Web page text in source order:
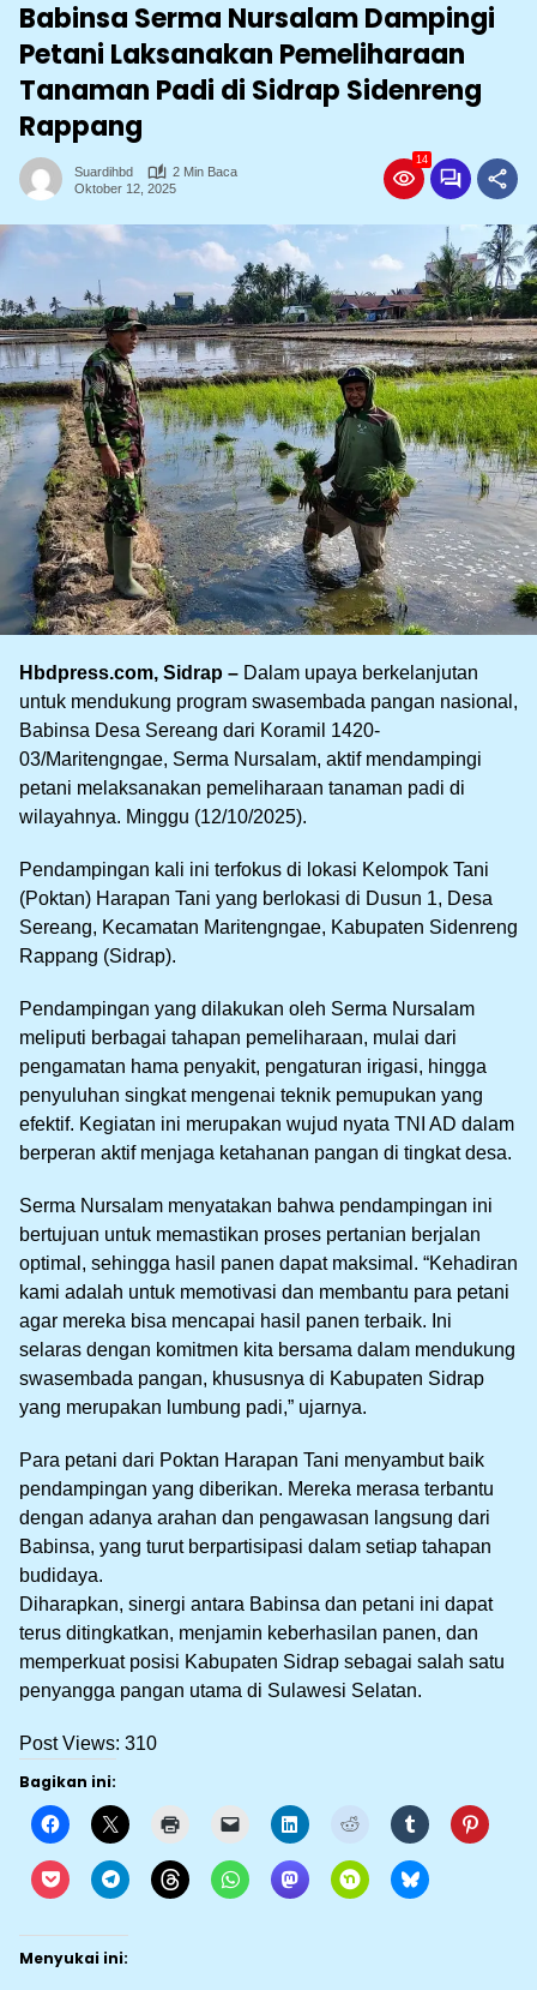
Babinsa Serma Nursalam Dampingi
Petani Laksanakan Pemeliharaan
Tanaman Padi di Sidrap Sidenreng
Rappang
Suardihbd
2 Min Baca
Oktober 12, 2025
14
Hbdpress.com, Sidrap – Dalam upaya berkelanjutan
untuk mendukung program swasembada pangan nasional,
Babinsa Desa Sereang dari Koramil 1420-
03/Maritengngae, Serma Nursalam, aktif mendampingi
petani melaksanakan pemeliharaan tanaman padi di
wilayahnya. Minggu (12/10/2025).
Pendampingan kali ini terfokus di lokasi Kelompok Tani
(Poktan) Harapan Tani yang berlokasi di Dusun 1, Desa
Sereang, Kecamatan Maritengngae, Kabupaten Sidenreng
Rappang (Sidrap).
Pendampingan yang dilakukan oleh Serma Nursalam
meliputi berbagai tahapan pemeliharaan, mulai dari
pengamatan hama penyakit, pengaturan irigasi, hingga
penyuluhan singkat mengenai teknik pemupukan yang
efektif. Kegiatan ini merupakan wujud nyata TNI AD dalam
berperan aktif menjaga ketahanan pangan di tingkat desa.
Serma Nursalam menyatakan bahwa pendampingan ini
bertujuan untuk memastikan proses pertanian berjalan
optimal, sehingga hasil panen dapat maksimal. “Kehadiran
kami adalah untuk memotivasi dan membantu para petani
agar mereka bisa mencapai hasil panen terbaik. Ini
selaras dengan komitmen kita bersama dalam mendukung
swasembada pangan, khususnya di Kabupaten Sidrap
yang merupakan lumbung padi,” ujarnya.
Para petani dari Poktan Harapan Tani menyambut baik
pendampingan yang diberikan. Mereka merasa terbantu
dengan adanya arahan dan pengawasan langsung dari
Babinsa, yang turut berpartisipasi dalam setiap tahapan
budidaya.
Diharapkan, sinergi antara Babinsa dan petani ini dapat
terus ditingkatkan, menjamin keberhasilan panen, dan
memperkuat posisi Kabupaten Sidrap sebagai salah satu
penyangga pangan utama di Sulawesi Selatan.
Post Views: 310
Bagikan ini:
Menyukai ini: